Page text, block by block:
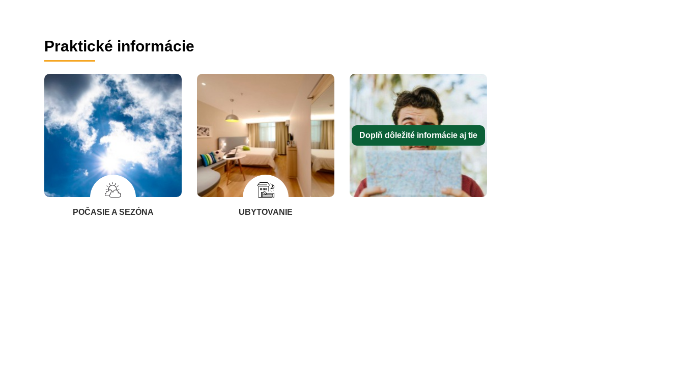
Praktické informácie
POČASIE A SEZÓNA UBYTOVANIE
Doplň dôležité informácie aj tie